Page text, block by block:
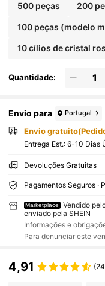
500 peças 200
100 peças (modelo
10 cílios de cristal
Quantidade:
Envio para Portugal
Envio
Entrega Est.: 6-10 Dias
Devoluções Gratuitas
Pagamentos Seguros ·
Marketplace
Vendido
enviado pela SHEIN
Informações e
Para denunciar este
4,91